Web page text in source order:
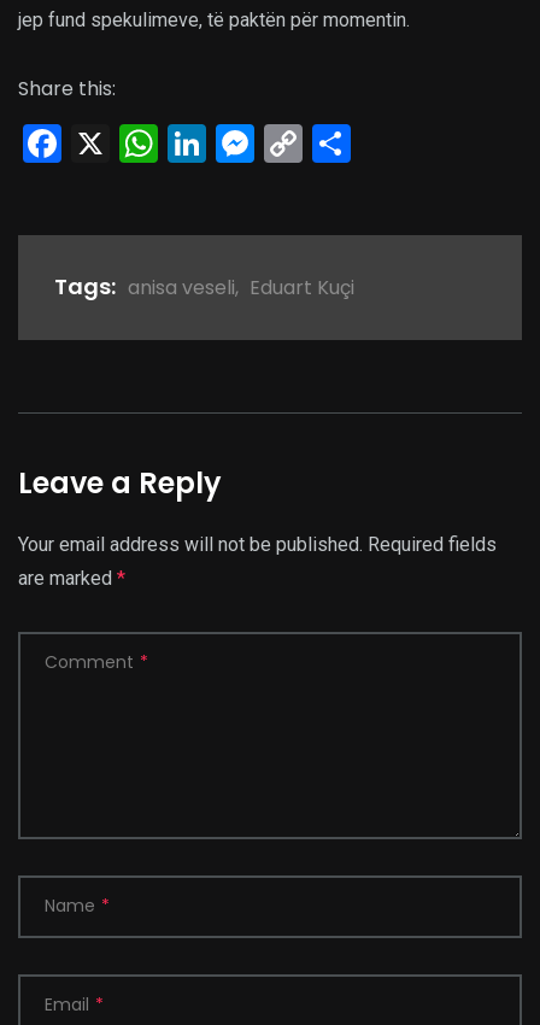
jep fund spekulimeve, të paktën për momentin.
Share this:
Facebook
X WhatsApp
LinkedIn
Messenger
Copy
Link
Tags: anisa veseli, Eduart Kuçi
Leave a Reply
Your email address will not be published. Required fields
are marked *
Comment *
Name *
Email *